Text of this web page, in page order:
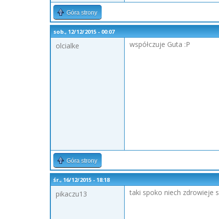
Góra strony
sob., 12/12/2015 - 00:07
olcialke
współczuje Guta :P
Góra strony
śr., 16/12/2015 - 18:18
pikaczu13
taki spoko niech zdrowieje